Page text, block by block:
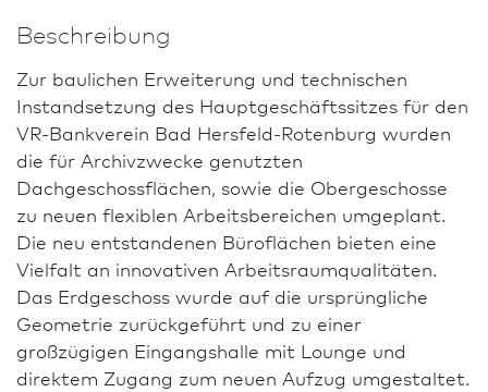
Beschreibung
Zur baulichen Erweiterung und technischen
Instandsetzung des Hauptgeschäftssitzes für den
VR-Bankverein Bad Hersfeld-Roten­burg wurden
die für Archivzwecke genutzten
Dachgeschossflächen, sowie die Obergeschosse
zu neuen flexiblen Arbeitsbereichen umgeplant.
Die neu entstandenen Büroflächen bieten eine
Vielfalt an innovativen Arbeitsraumqualitäten.
Das Erdgeschoss wurde auf die ursprüngliche
Geometrie zurückgeführt und zu einer
großzügigen Eingangshalle mit Lounge und
direktem Zugang zum neuen Aufzug umgestaltet.